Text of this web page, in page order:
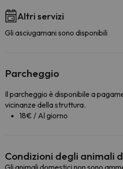
Altri servizi
Gli asciugamani sono disponibili
Parcheggio
Il parcheggio è disponibile a
vicinanze della struttura.
18€ / Al giorno
Condizioni degli animali
Gli animali domestici non sono